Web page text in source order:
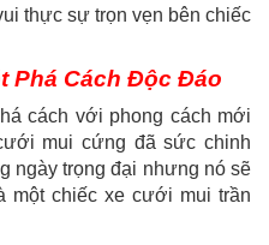
thực sự trọn vẹn bên chiếc
Phá Cách Độc Đáo
cách với phong cách mới
mui cứng đã sức chinh
ngày trọng đại nhưng nó sẽ
một chiếc xe cưới mui trần